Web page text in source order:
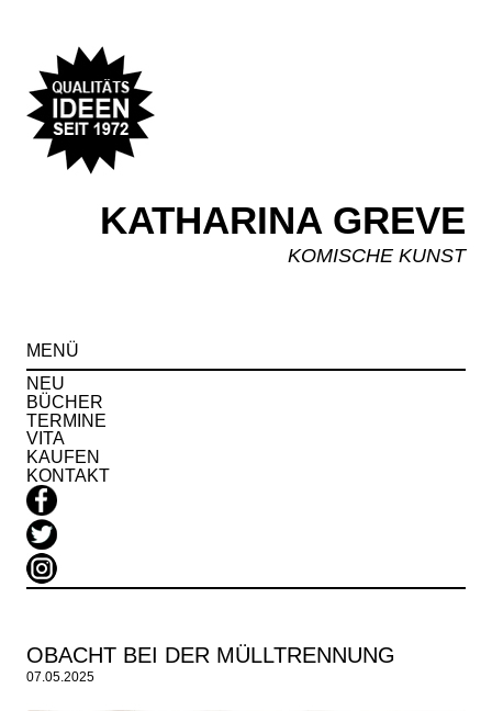
KATHARINA GREVE
KOMISCHE KUNST
MENÜ
NEU
BÜCHER
TERMINE
VITA
KAUFEN
KONTAKT
OBACHT BEI DER MÜLLTRENNUNG
07.05.2025